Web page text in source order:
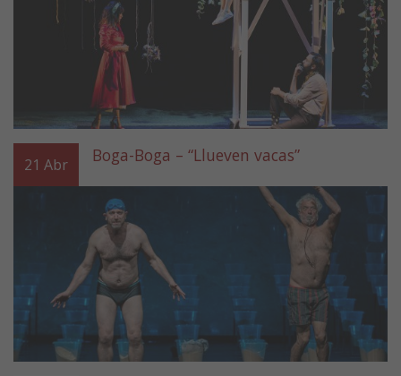
21 Abr Boga-Boga – “Llueven vacas”